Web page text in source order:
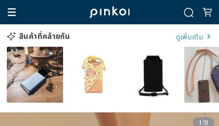
สินค้าที่คล้ายกัน ดูเพิ่มเติม
1/9